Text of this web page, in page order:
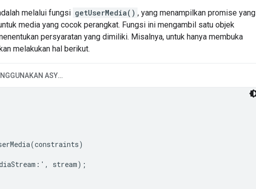
melalui fungsi getUserMedia() , yang menampilkan promise yang
media yang cocok perangkat. Fungsi ini mengambil satu objek
persyaratan yang dimiliki. Misalnya, untuk hanya membuka
melakukan hal berikut.
MENGGUNAKAN ASYNC/AWAIT
(constraints)
: ' , stream);